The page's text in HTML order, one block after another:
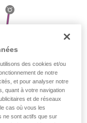
des cookies et/ou
de notre
et pour analyser notre
quant à votre navigation
et de réseaux
cas où vous les
ne sont actifs que sur